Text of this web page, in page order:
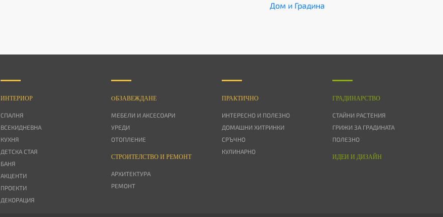
Дом и Градина
ИНТЕРИОР
СПАЛНЯ
ВСЕКИДНЕВНА
КУХНЯ
ДЕТСКА СТАЯ
БАНЯ
АКЦЕНТИ
ПРОЕКТИ
ДЕКОРАЦИЯ
OБЗАВЕЖДАНЕ
МЕБЕЛИ И АКСЕСОАРИ
УРЕДИ
ОТОПЛЕНИЕ
СТРОИТЕЛСТВО И РЕМОНТ
АРХИТЕКТУРА
РЕМОНТ
ПРАКТИЧНО
ИНТЕРЕСНО И ПОЛЕЗНО
ДОМАШНИ ХИТРИНКИ
СРЪЧНО
КУЛИНАРНО
ГРАДИНАРСТВО
СТАЙНИ РАСТЕНИЯ
ГРИЖИ ЗА ГРАДИНАТА
ПОЛЕЗНО
ИДЕИ И ДИЗАЙН